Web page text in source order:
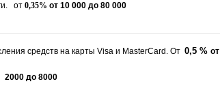
от 0,35% от 10 000 до 80 000
средств на карты Visa и MasterCard. От 0,5 % от
2000 до 8000